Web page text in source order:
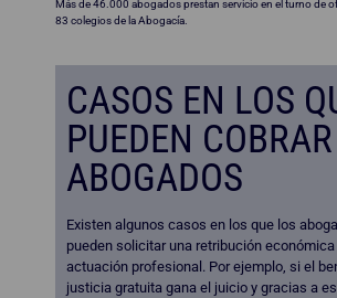
Más de 46.000 abogados prestan servicio en el turno de
83 colegios de la Abogacía.
CASOS EN LOS
PUEDEN
ABOGADOS
Existen algunos casos en los que los
pueden solicitar una retribución
actuación profesional. Por ejemplo, si el
justicia gratuita gana el juicio y gracias a